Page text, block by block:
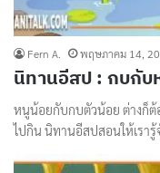
Fern A. พฤษภาคม 14,
นิทานอีสป : กบกับ
หนูน้อยกับกบตัวน้อย ต่างก็ต้
ไปกิน นิทานอีสปสอนให้เรา